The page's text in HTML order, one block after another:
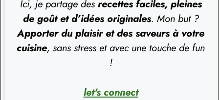
Ici, je partage des recettes faciles, pleines
de goût et d’idées originales. Mon but ?
Apporter du plaisir et des saveurs à votre
cuisine, sans stress et avec une touche de fun
!
let's connect